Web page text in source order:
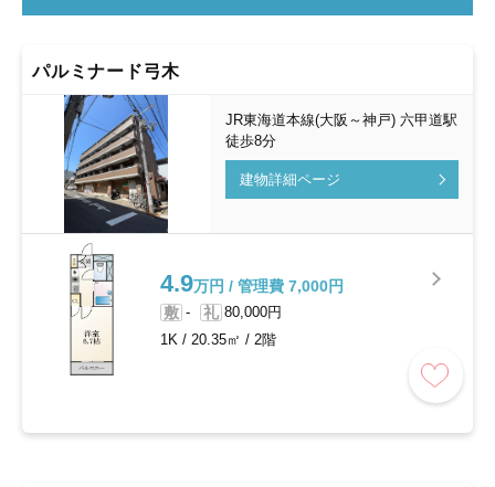
パルミナード弓木
JR東海道本線(大阪～神戸) 六甲道駅
徒歩8分
建物詳細ページ
4.9万円 / 管理費 7,000円
敷 - 礼 80,000円
1K/ 20.35㎡/ 2階